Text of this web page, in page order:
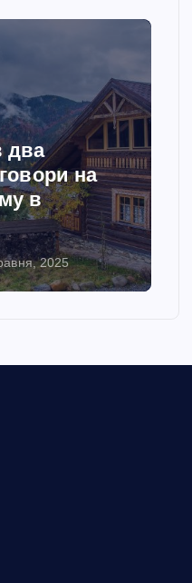
два
на
в
2025